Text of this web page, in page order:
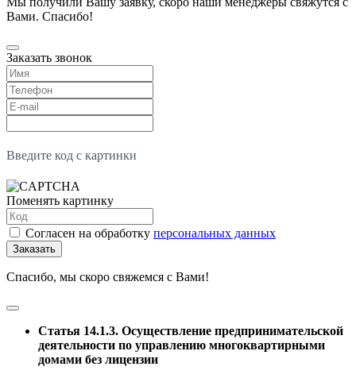
Вами. Спасибо!
Заказать звонок
Введите код с картинки
Поменять картинку
Согласен на обработку персональных данных
Заказать
Спасибо, мы скоро свяжемся с Вами!
Статья 14.1.3. Осуществление предпринимательской
деятельности по управлению многоквартирными
домами без лицензии